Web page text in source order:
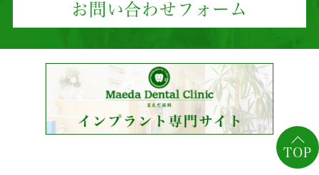
TOP
お問い合わせフォーム